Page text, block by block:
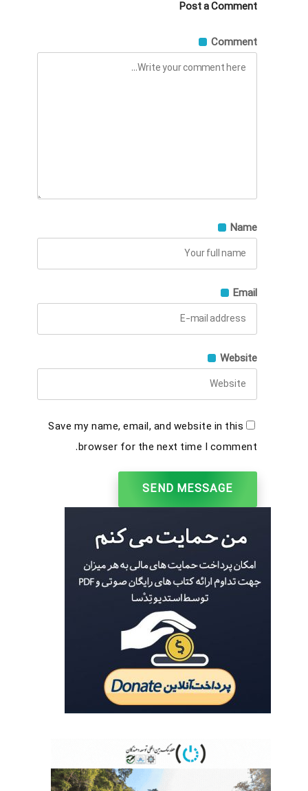
Post a Comment
Comment
Name
Email
Website
Save my name, email, and website in this
browser for the next time I comment.